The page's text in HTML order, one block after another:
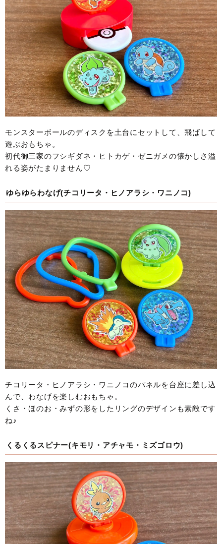
モンスターボールのディスクを土台にセットして、飛ばして
遊ぶおもちゃ。
初代御三家のフシギダネ・ヒトカゲ・ゼニガメの懐かしさ溢
れる姿がたまりません♡
ゆらゆらわなげ(チコリータ・ヒノアラシ・ワニノコ)
チコリータ・ヒノアラシ・ワニノコのパネルを台座に差し込
んで、わなげを楽しむおもちゃ。
くさ・ほのお・みずの形をしたリングのデザインも素敵です
ね♪
くるくるスピナー(キモリ・アチャモ・ミズゴロウ)